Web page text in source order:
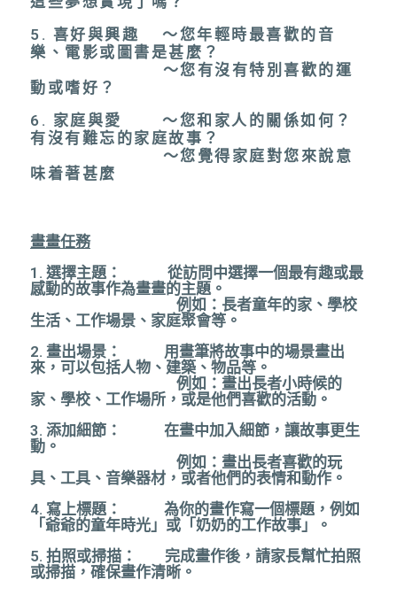
5. 喜好與興趣 ～您年輕時最喜歡的音
樂、電影或圖書是甚麼？
～您有沒有特別喜歡的運
動或嗜好？
6. 家庭與愛 ～您和家人的關係如何？
有沒有難忘的家庭故事？
～您覺得家庭對您來說意
味着著甚麼
畫畫任務
1. 選擇主題： 從訪問中選擇一個最有趣或最
感動的故事作為畫畫的主題。
例如：長者童年的家、學校
生活、工作場景、家庭聚會等。
2. 畫出場景： 用畫筆將故事中的場景畫出
來，可以包括人物、建築、物品等。
例如：畫出長者小時候的
家、學校、工作場所，或是他們喜歡的活動。
3. 添加細節： 在畫中加入細節，讓故事更生
動。
例如：畫出長者喜歡的玩
具、工具、音樂器材，或者他們的表情和動作。
4. 寫上標題： 為你的畫作寫一個標題，例如
「爺爺的童年時光」或「奶奶的工作故事」。
5. 拍照或掃描： 完成畫作後，請家長幫忙拍照
或掃描，確保畫作清晰。